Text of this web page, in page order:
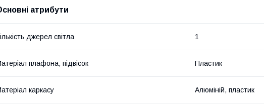
атрибути
джерел світла 1
плафона, підвісок Пластик
каркасу Алюміній, пластик